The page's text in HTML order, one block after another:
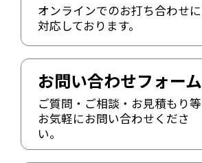
オンラインでのお打ち合わせに
対応しております。
お問い合わせフォーム
ご質問・ご相談・お見積もり等
お気軽にお問い合わせくださ
い。